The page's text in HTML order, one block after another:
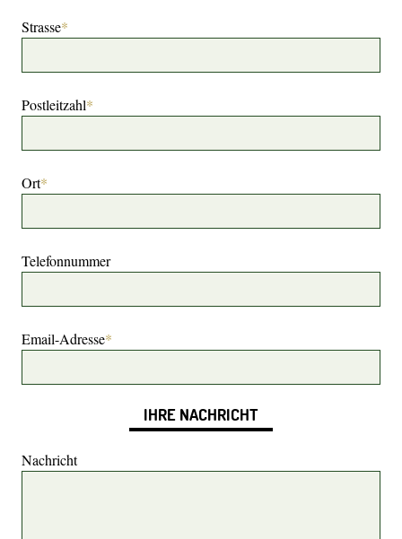
Strasse*
Postleitzahl*
Ort*
Telefonnummer
Email-Adresse*
IHRE NACHRICHT
Nachricht